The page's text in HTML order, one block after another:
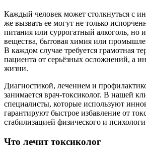
Каждый человек может столкнуться с
же вызвать ее могут не только
питания или суррогатный алкоголь, но
вещества, бытовая химия или
В каждом случае требуется грамотная
пациента от серьёзных осложнений, а
жизни.
Диагностикой, лечением и
занимается врач-токсиколог. В нашей
специалисты, которые используют
гарантируют быстрое избавление от
стабилизацией физического и
Что лечит токсиколог